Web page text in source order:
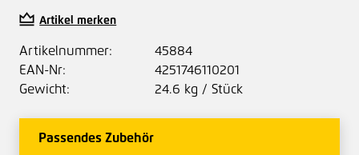
Artikel merken
Artikelnummer:
45884
EAN-Nr:
4251746110201
Gewicht:
24.6 kg / Stück
Passendes Zubehör